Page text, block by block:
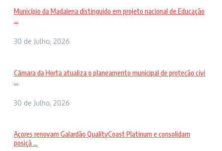
Município da Madalena distinguido em projeto nacional de Educação
...
30 de Julho, 2026
Câmara da Horta atualiza o planeamento municipal de proteção civi
...
30 de Julho, 2026
Açores renovam Galardão QualityCoast Platinum e consolidam
posiçã ...